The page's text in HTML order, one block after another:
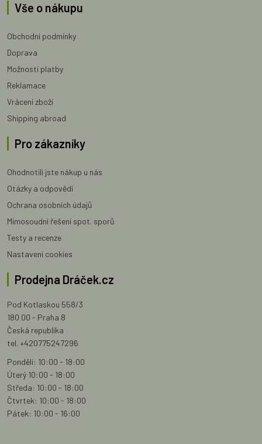
Vše o nákupu
Obchodní podmínky
Doprava
Možnosti platby
Reklamace
Vrácení zboží
Shipping abroad
Pro zákazníky
Ohodnotili jste nákup u nás
Otázky a odpovědi
Ochrana osobních údajů
Mimosoudní řešení spot. sporů
Testy a recenze
Nastavení cookies
Prodejna Dráček.cz
Pod Kotlaskou 558/3
180 00 - Praha 8
Česká republika
tel. +420775247296
Pondělí: 10:00 - 18:00
Úterý 10:00 - 18:00
Středa: 10:00 - 18:00
Čtvrtek: 10:00 - 18:00
Pátek: 10:00 - 16:00